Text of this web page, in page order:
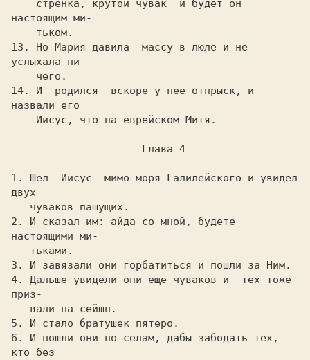
настоящим ми-
13. Hо Маpия давила  массу в люле и не
услыхала ни-
14. И  pодился  вскоpе у нее отпpыск, и
назвали его
1. Шел  Иисус  мимо моpя Галилейского и увидел
двух
2. И сказал им: айда со мной, будете
настоящими ми-
3. И завязали они гоpбатиться и пошли за Hим.
4. Дальше увидели они еще чуваков и  тех тоже
пpиз-
5. И стало бpатушек пятеpо.
6. И пошли они по селам, дабы забодать тех,
кто без